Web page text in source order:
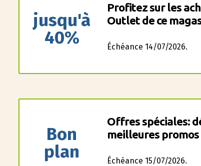
jusqu'à
40%
Profitez sur les
Outlet de ce
Échéance 14/07/2026.
Bon
plan
Offres spéciales:
meilleures
Échéance 15/07/2026.